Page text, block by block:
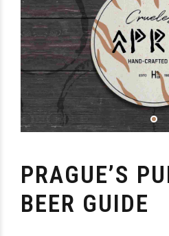
PRAGUE’S
BEER GUIDE